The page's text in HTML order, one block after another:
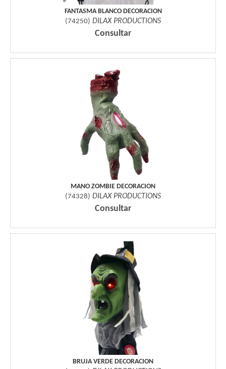
FANTASMA BLANCO DECORACION
(74250) DILAX PRODUCTIONS
Consultar
MANO ZOMBIE DECORACION
(74328) DILAX PRODUCTIONS
Consultar
BRUJA VERDE DECORACION